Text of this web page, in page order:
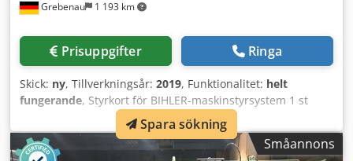
Grebenau 1 193 km
Prisuppgifter Ringa
Skick: ny, Tillverkningsår: 2019, Funktionalitet: helt
fungerande, Styrkort för BIHLER-maskinstyrsystem 1 st
kretskort 800-97-0355.1 1 st kretskort 800-97-0356.1 1 st
kretskort 800-97-0357.1 1 st kretskort 800-97-0358.1 1 st
kretskort 800-97-0465.1 1 st kretskort 800-97-0467.1 1 st
Småannons
Spara sökning